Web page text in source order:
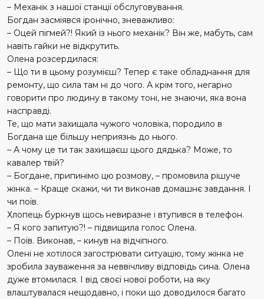
– Механік з нашої станції обслуговування.
Богдан засміявся іронічно, зневажливо:
– Оцей пігмей?! Який із нього механік? Він же, мабуть, сам
навіть гайки не відкрутить.
Олена розсердилася:
– Що ти в цьому розумієш? Тепер є таке обладнання для
ремонту, що сила там ні до чого. А крім того, негарно
говорити про людину в такому тоні, не знаючи, яка вона
насправді.
Те, що мати захищала чужого чоловіка, породило в
Богдана ще більшу неприязнь до нього.
– А чому це ти так захищаєш цього дядька? Може, то
кавалер твій?
– Богдане, припинімо цю розмову, – промовила рішуче
жінка. – Краще скажи, чи ти виконав домашнє завдання. І
чи поїв.
Хлопець буркнув щось невиразне і втупився в телефон.
– Я кого запитую?! – підвищила голос Олена.
– Поїв. Виконав, – кинув на відчіпного.
Олені не хотілося загострювати ситуацію, тому жінка не
зробила зауваження за неввічливу відповідь сина. Олена
дуже втомилася. І від своєї нової роботи, на яку
влаштувалася нещодавно, і поки що доводилося багато